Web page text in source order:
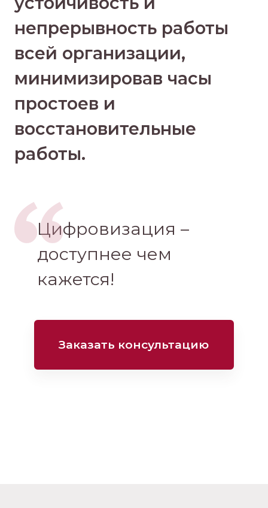
непрерывность работы
всей организации,
минимизировав часы
простоев и
восстановительные
работы.
Цифровизация –
доступнее чем
кажется!
Заказать консультацию